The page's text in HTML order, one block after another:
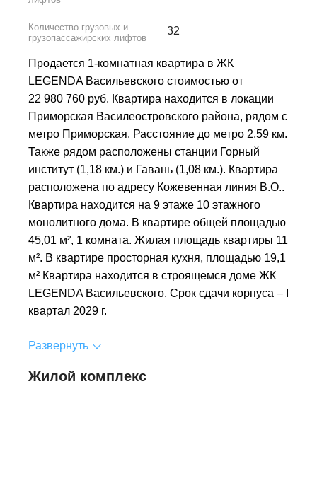
Количество грузовых и
грузопассажирских лифтов
32
Продается 1-комнатная квартира в ЖК
LEGENDA Васильевского стоимостью от
22 980 760 руб. Квартира находится в локации
Приморская Василеостровского района, рядом с
метро Приморская. Расстояние до метро 2,59 км.
Также рядом расположены станции Горный
институт (1,18 км.) и Гавань (1,08 км.). Квартира
расположена по адресу Кожевенная линия В.О..
Квартира находится на 9 этаже 10 этажного
монолитного дома. В квартире общей площадью
45,01 м², 1 комната. Жилая площадь квартиры 11
м². В квартире просторная кухня, площадью 19,1
м² Квартира находится в строящемся доме ЖК
LEGENDA Васильевского. Срок сдачи корпуса – I
квартал 2029 г.
Развернуть
Жилой комплекс